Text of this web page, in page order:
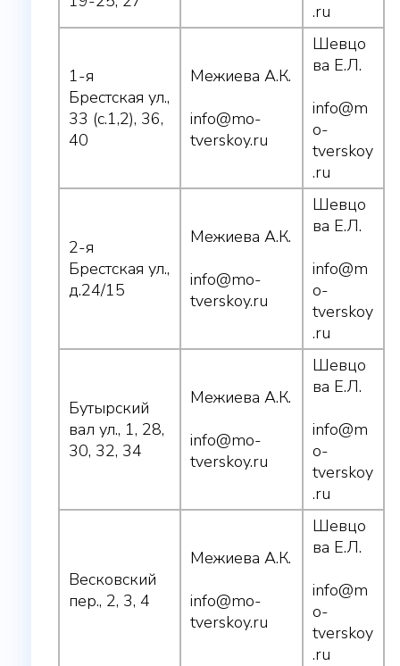
.ru
1-я
Брестская ул.,
33 (с.1,2), 36,
40
Межиева А.К.
info@mo-
tverskoy.ru
Шевцо
ва Е.Л.
info@m
o-
tverskoy
.ru
2-я
Брестская ул.,
д.24/15
Межиева А.К.
info@mo-
tverskoy.ru
Шевцо
ва Е.Л.
info@m
o-
tverskoy
.ru
Бутырский
вал ул., 1, 28,
30, 32, 34
Межиева А.К.
info@mo-
tverskoy.ru
Шевцо
ва Е.Л.
info@m
o-
tverskoy
.ru
Весковский
пер., 2, 3, 4
Межиева А.К.
info@mo-
tverskoy.ru
Шевцо
ва Е.Л.
info@m
o-
tverskoy
.ru